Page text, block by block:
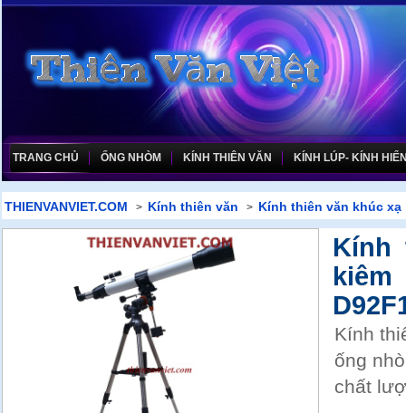
TRANG CHỦ ỐNG NHÒM KÍNH THIÊN VĂN KÍNH LÚP- KÍNH
THIENVANVIET.COM > Kính thiên văn > Kính thiên văn khúc xạ
Kính
Kính
ống
chất